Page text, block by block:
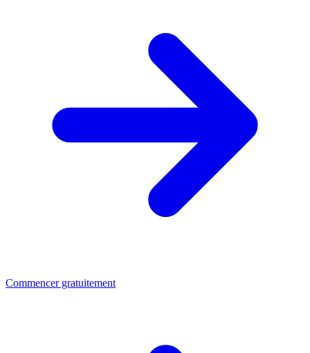
Commencer gratuitement